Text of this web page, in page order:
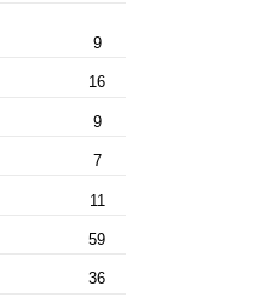
9
16
9
7
11
59
36